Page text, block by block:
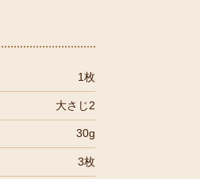
1枚
大さじ2
30g
3枚